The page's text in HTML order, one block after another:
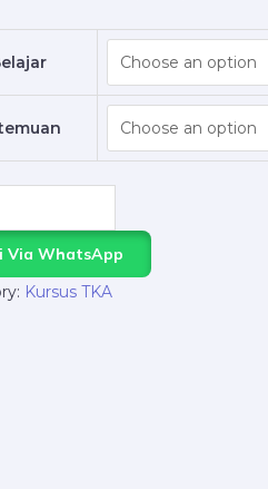
Via WhatsApp
Kursus TKA